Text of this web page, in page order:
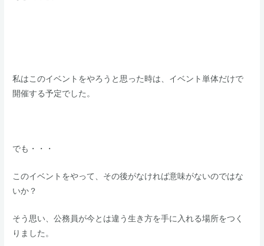
私はこのイベントをやろうと思った時は、イベント単体だけで
開催する予定でした。
​でも・・・
​このイベントをやって、その後がなければ意味がないのではな
いか？
​そう思い、公務員が今とは違う生き方を手に入れる場所をつく
りました。